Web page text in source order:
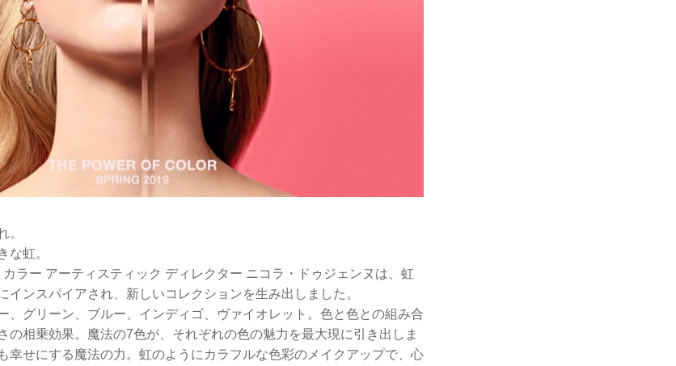
。
な虹。
ラー アーティスティック ディレクター ニコラ・ドゥジェンヌは、虹
インスパイアされ、新しいコレクションを生み出しました。
、グリーン、ブルー、インディゴ、ヴァイオレット。色と色との組み合
の相乗効果。魔法の7色が、それぞれの色の魅力を最大現に引き出しま
幸せにする魔法の力。虹のようにカラフルな色彩のメイクアップで、心